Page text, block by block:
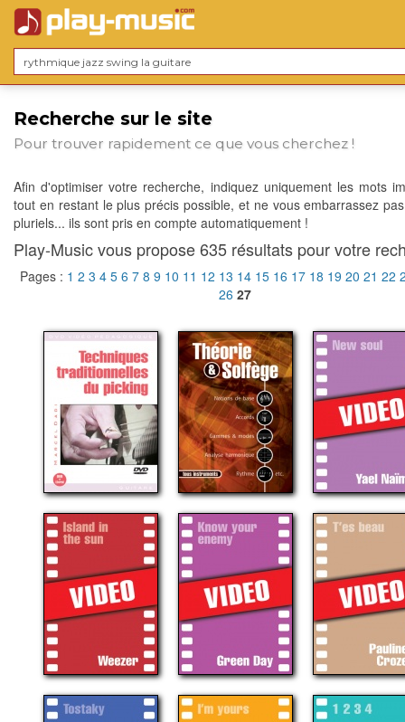
Recherche sur le site
Pour trouver rapidement ce que vous cherchez !
Afin d'optimiser votre recherche, indiquez uniquement les mots
tout en restant le plus précis possible, et ne vous embarrassez
pluriels... ils sont pris en compte automatiquement !
Play-Music vous propose 635 résultats pour votre
Pages : 1 2 3 4 5 6 7 8 9 10 11 12 13 14 15 16 17 18 19 20 21 22
26 27